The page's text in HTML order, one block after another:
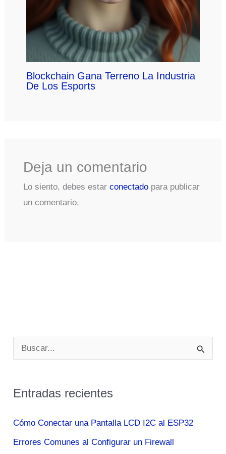
Blockchain Gana Terreno La Industria
De Los Esports
Deja un comentario
Lo siento, debes estar conectadopara publicar
un comentario.
u
c
p
Entradas recientes
Cómo Conectar una Pantalla LCD I2C al ESP32
Errores Comunes al Configurar un Firewall